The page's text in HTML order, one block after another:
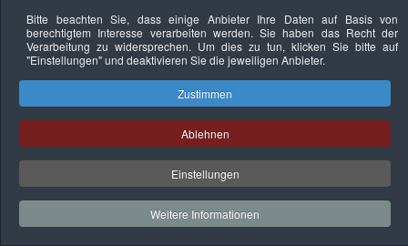
Datenschutzerklärung Urheberrechtsnachweise Nachhaltigkeit
Copyright © 2026. Bundesverband Deutscher
Sachverständiger und Fachgutachter e.V..
Bitte beachten Sie, dass einige Anbieter Ihre Daten auf Basis von
berechtigtem Interesse verarbeiten werden. Sie haben das Recht der
Verarbeitung zu widersprechen. Um dies zu tun, klicken Sie bitte auf
"Einstellungen"und deaktivieren Sie die jeweiligen Anbieter.
Zustimmen
Ablehnen
Einstellungen
Weitere Informationen